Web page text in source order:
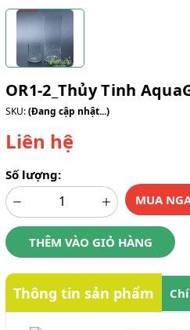
OR1-2_Thủy Tinh
SKU:(Đang cập nhật...)
Liên hệ
Số lượng:
MUA
THÊM VÀO GIỎ HÀNG
Thông tin sản phẩm